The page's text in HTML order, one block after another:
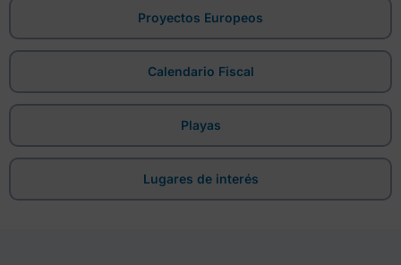
Proyectos Europeos
Calendario Fiscal
Playas
Lugares de interés